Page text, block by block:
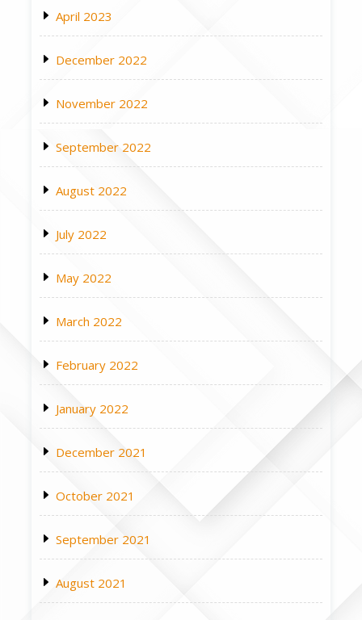
April 2023
December 2022
November 2022
September 2022
August 2022
July 2022
May 2022
March 2022
February 2022
January 2022
December 2021
October 2021
September 2021
August 2021